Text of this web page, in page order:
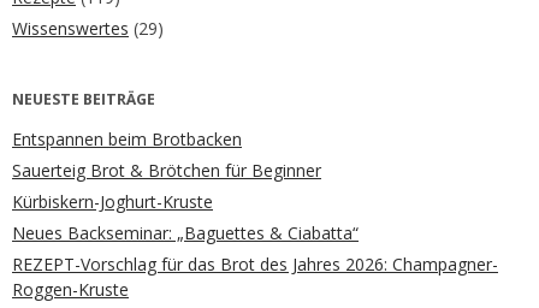
Wissenswertes (29)
NEUESTE BEITRÄGE
Entspannen beim Brotbacken
Sauerteig Brot & Brötchen für Beginner
Kürbiskern-Joghurt-Kruste
Neues Backseminar: „Baguettes & Ciabatta“
REZEPT-Vorschlag für das Brot des Jahres 2026: Champagner-
Roggen-Kruste